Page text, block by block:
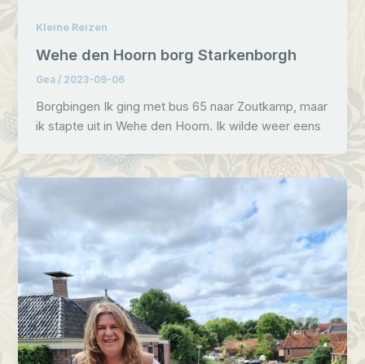
Kleine Reizen
Wehe den Hoorn borg Starkenborgh
Gea/ 2023-09-06
Borgbingen Ik ging met bus 65 naar Zoutkamp, maar
ik stapte uit in Wehe den Hoorn. Ik wilde weer eens